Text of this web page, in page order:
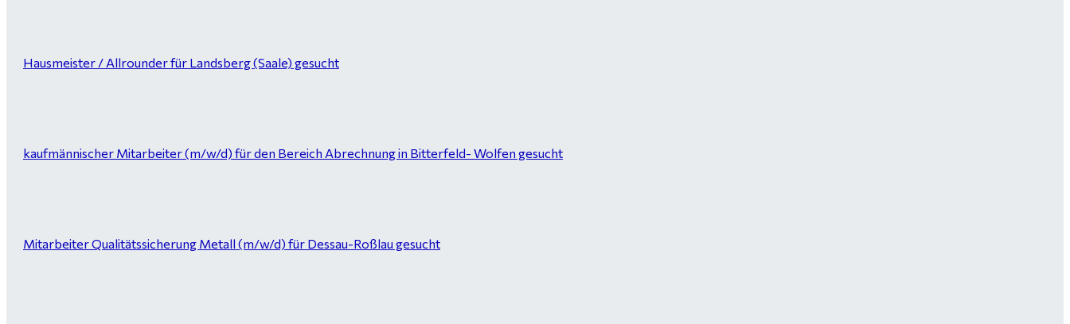
Hausmeister / Allrounder für Landsberg (Saale) gesucht
kaufmännischer Mitarbeiter (m/w/d) für den Bereich Abrechnung in Bitterfeld- Wolfen gesucht
Mitarbeiter Qualitätssicherung Metall (m/w/d) für Dessau-Roßlau gesucht